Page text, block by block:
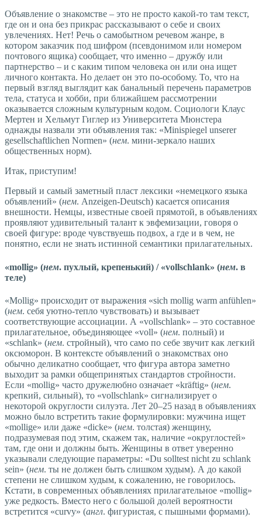
Объявление о знакомстве – это не просто какой-то там текст,
где он и она без прикрас рассказывают о себе и своих
увлечениях. Нет! Речь о самобытном речевом жанре, в
котором заказчик под шифром (псевдонимом или номером
почтового ящика) сообщает, что именно – дружбу или
партнерство – и с каким типом человека он или она ищет
личного контакта. Но делает он это по-особому. То, что на
первый взгляд выглядит как банальный перечень параметров
тела, статуса и хобби, при ближайшем рассмотрении
оказывается сложным культурным кодом. Социологи Клаус
Мертен и Хельмут Гиглер из Университета Мюнстера
однажды назвали эти объявления так: «Minispiegel unserer
gesellschaftlichen Normen» (нем. мини-зеркало наших
общественных норм).
Итак, приступим!
Первый и самый заметный пласт лексики «немецкого языка
объявлений» (нем. Anzeigen-Deutsch) касается описания
внешности. Немцы, известные своей прямотой, в объявлениях
проявляют удивительный талант к эвфемизации, говоря о
своей фигуре: вроде чувствуешь подвох, а где и в чем, не
понятно, если не знать истинной семантики прилагательных.
«mollig» (нем. пухлый, крепенький) / «vollschlank» (нем. в
теле)
«Mollig» происходит от выражения «sich mollig warm anfühlen»
(нем. себя уютно-тепло чувствовать) и вызывает
соответствующие ассоциации. А «vollschlank» – это составное
прилагательное, объединяющее «voll» (нем. полный) и
«schlank» (нем. стройный), что само по себе звучит как легкий
оксюморон. В контексте объявлений о знакомствах оно
обычно деликатно сообщает, что фигура автора заметно
выходит за рамки общепринятых стандартов стройности.
Если «mollig» часто дружелюбно означает «kräftig» (нем.
крепкий, сильный), то «vollschlank» сигнализирует о
некоторой округлости силуэта. Лет 20–25 назад в объявлениях
можно было встретить такие формулировки: мужчина ищет
«mollige» или даже «dicke» (нем. толстая) женщину,
подразумевая под этим, скажем так, наличие «округлостей»
там, где они и должны быть. Женщины в ответ уверенно
указывали следующие параметры: «Du solltest nicht zu schlank
sein» (нем. ты не должен быть слишком худым). А до какой
степени не слишком худым, к сожалению, не говорилось.
Кстати, в современных объявлениях прилагательное «mollig»
уже редкость. Вместо него с большой долей вероятности
встретится «curvy» (англ. фигуристая, с пышными формами).